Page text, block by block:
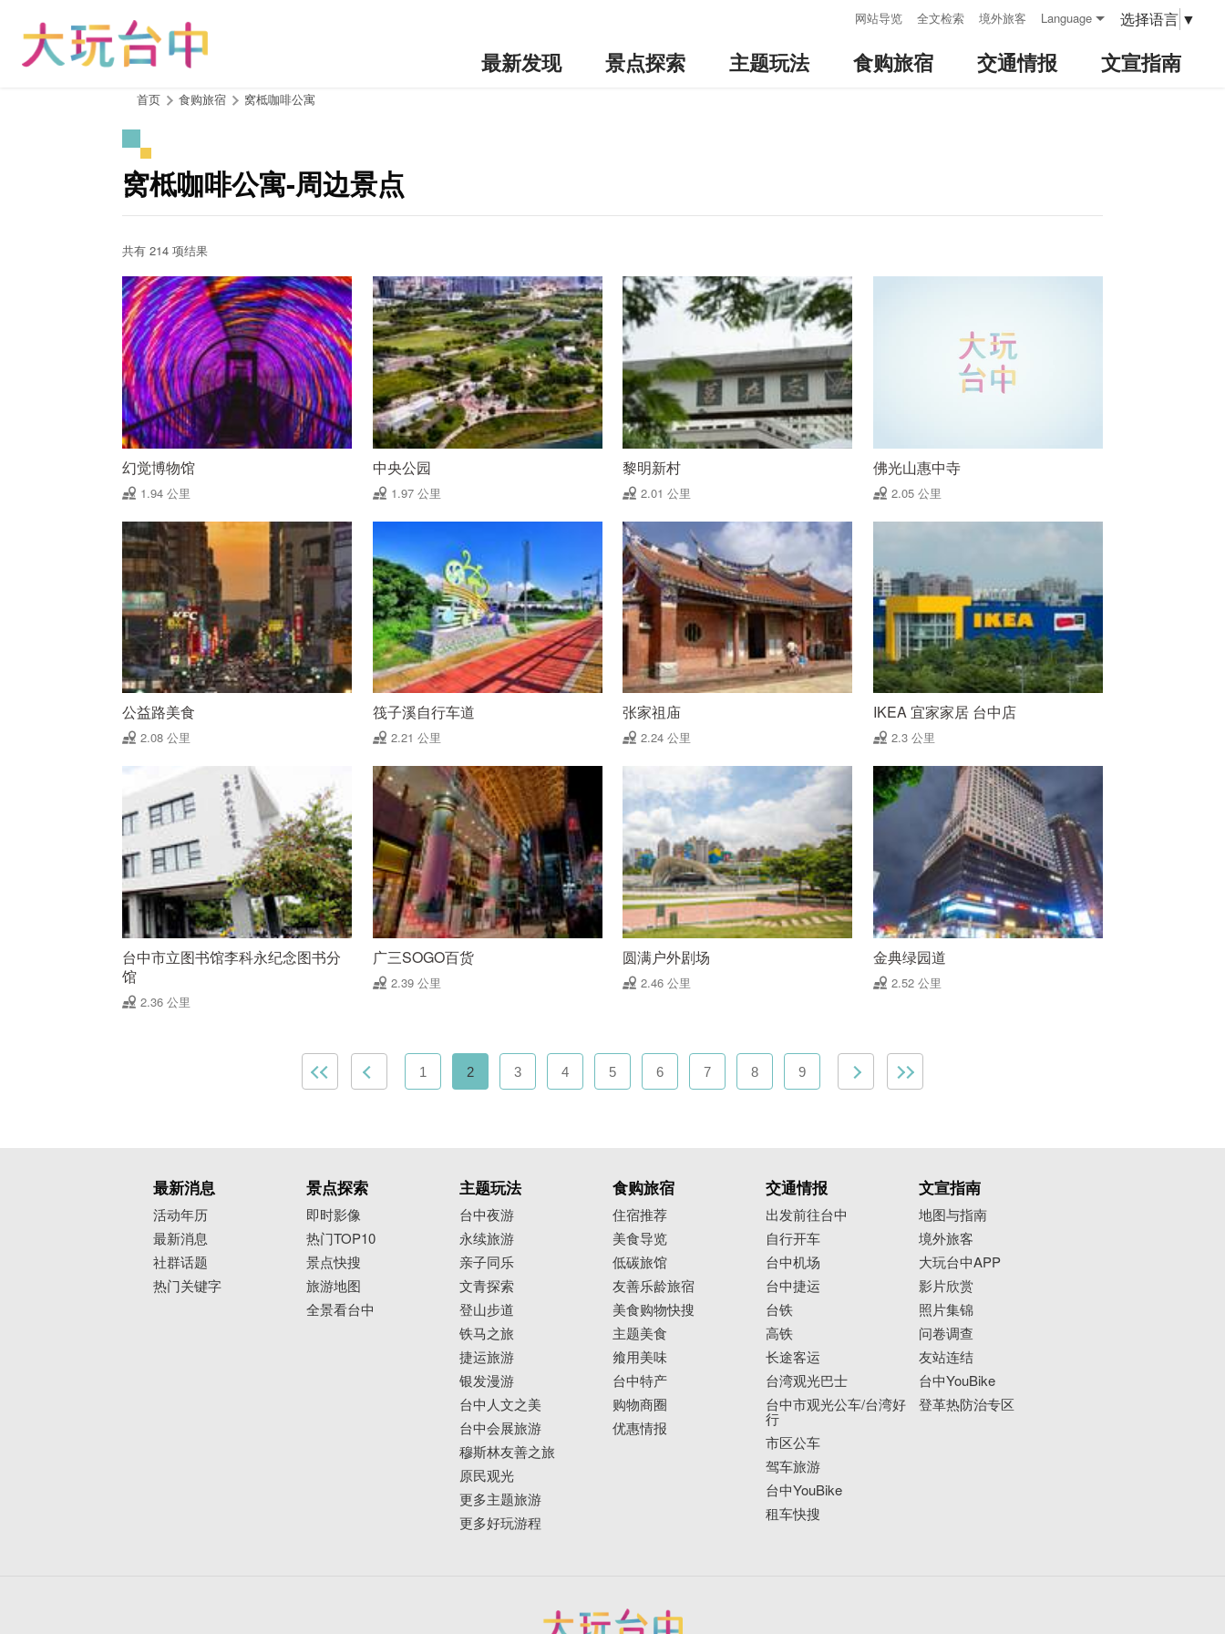
网站导览 全文检索 境外旅客 Language 选择语言 ▼
最新发现 景点探索 主题玩法 食购旅宿 交通情报 文宣指南
首页 食购旅宿 窝柢咖啡公寓
窝柢咖啡公寓-周边景点
共有 214 项结果
幻觉博物馆
1.94 公里
中央公园
1.97 公里
黎明新村
2.01 公里
佛光山惠中寺
2.05 公里
公益路美食
2.08 公里
筏子溪自行车道
2.21 公里
张家祖庙
2.24 公里
IKEA 宜家家居 台中店
2.3 公里
台中市立图书馆李科永纪念图书分
馆
2.36 公里
广三SOGO百货
2.39 公里
圆满户外剧场
2.46 公里
金典绿园道
2.52 公里
1 2 3 4 5 6 7 8 9
最新消息
活动年历
最新消息
社群话题
热门关键字
景点探索
即时影像
热门TOP10
景点快搜
旅游地图
全景看台中
主题玩法
台中夜游
永续旅游
亲子同乐
文青探索
登山步道
铁马之旅
捷运旅游
银发漫游
台中人文之美
台中会展旅游
穆斯林友善之旅
原民观光
更多主题旅游
更多好玩游程
食购旅宿
住宿推荐
美食导览
低碳旅馆
友善乐龄旅宿
美食购物快搜
主题美食
飨用美味
台中特产
购物商圈
优惠情报
交通情报
出发前往台中
自行开车
台中机场
台中捷运
台铁
高铁
长途客运
台湾观光巴士
台中市观光公车/台湾好
行
市区公车
驾车旅游
台中YouBike
租车快搜
文宣指南
地图与指南
境外旅客
大玩台中APP
影片欣赏
照片集锦
问卷调查
友站连结
台中YouBike
登革热防治专区